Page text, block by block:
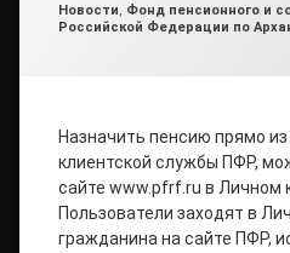
Рубрики:
Новости, Фонд пенсионного и
Российской Федерации по
Назначить пенсию прямо
клиентской службы ПФР,
сайте www.pfrf.ru в Личном
Пользователи заходят в
гражданина на сайте ПФР,